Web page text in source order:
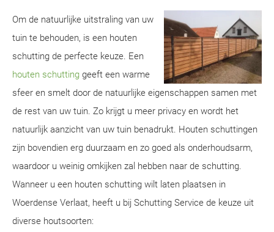
Om de natuurlijke uitstraling van uw
tuin te behouden, is een houten
schutting de perfecte keuze. Een
houten schutting geeft een warme
sfeer en smelt door de natuurlijke eigenschappen samen met
de rest van uw tuin. Zo krijgt u meer privacy en wordt het
natuurlijk aanzicht van uw tuin benadrukt. Houten schuttingen
zijn bovendien erg duurzaam en zo goed als onderhoudsarm,
waardoor u weinig omkijken zal hebben naar de schutting.
Wanneer u een houten schutting wilt laten plaatsen in
Woerdense Verlaat, heeft u bij Schutting Service de keuze uit
diverse houtsoorten: